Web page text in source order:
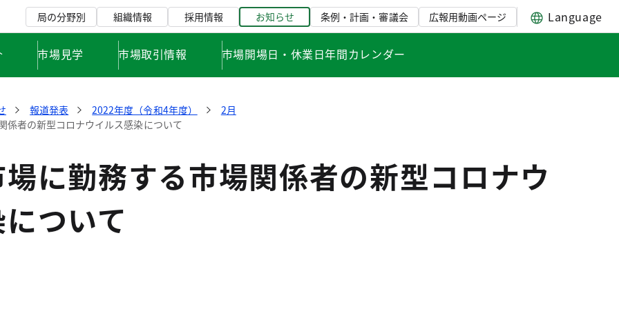
局の分野別 組織情報 採用情報 お知らせ 条例・計画・審議会 広報用動画ページ Language
市場見学 市場取引情報 市場開場日・休業日年間カレンダー
報道発表 2022年度（令和4年度）
2月
係者の新型コロナウイルス感染について
に勤務する市場関係者の新型コロナウ
ついて